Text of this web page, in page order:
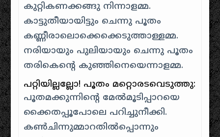
കുറ്റികണക്കങ്ങു നിന്നാളമ്മ.
കാട്ടുതീയായിട്ടും ചെന്നു പൂതം
കണ്ണീരാലൊക്കെക്കെടുത്താള്ളമ്മ.
നരിയായും പുലിയായും ചെന്നു പൂതം
തരികെന്റെ കുഞ്ഞിനെയെന്നാളമ്മ.
പറ്റിയില്ലല്ലോ! പൂതം മറ്റൊരടവെടുത്തു:
പൂതമക്കുന്നിന്റെ മേല്‍മൂടിപ്പാറയെ
ക്കൈതപ്പൂപോലെ പറിച്ചുനീക്കി.
കണ്‍ചിന്നുമ്മാറതില്‍പ്പൊന്നും